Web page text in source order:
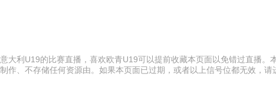
大利U19的比赛直播，喜欢欧青U19可以提前收藏本页面以免错过直播。
、不存储任何资源由。如果本页面已过期，或者以上信号位都无效，请